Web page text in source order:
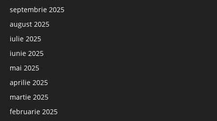
septembrie 2025
august 2025
iulie 2025
iunie 2025
mai 2025
aprilie 2025
martie 2025
februarie 2025